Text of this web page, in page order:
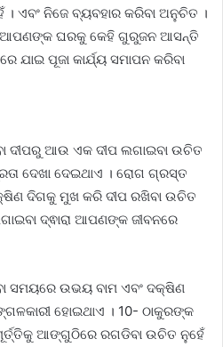
ଏବଂ ନିଜେ ବ୍ୟବହାର କରିବା ଅନୁଚିତ ।
ଆପଣଙ୍କ ଘରକୁ କେହି ଗୁରୁଜନ ଆସନ୍ତି
ଯାଇ ପୂଜା କାର୍ଯ୍ୟ ସମାପନ କରିବା
ଦୀପରୁ ଆଉ ଏକ ଦୀପ ଲଗାଇବା ଉଚିତ
ଦେଖା ଦେଇଥାଏ । ରୋଗ ଗ୍ରସ୍ତ
ଦିଗକୁ ମୁଖ କରି ଦୀପ ରଖିବା ଉଚିତ
ଦ୍ଵାରା ଆପଣଙ୍କ ଜୀବନରେ
ସମୟରେ ଉଭୟ ବାମ ଏବଂ ଦକ୍ଷିଣ
ହୋଇଥାଏ । 10- ଠାକୁରଙ୍କ
ଆଙ୍ଗୁଠିରେ ରଗଡିବା ଉଚିତ ନୁହେଁ